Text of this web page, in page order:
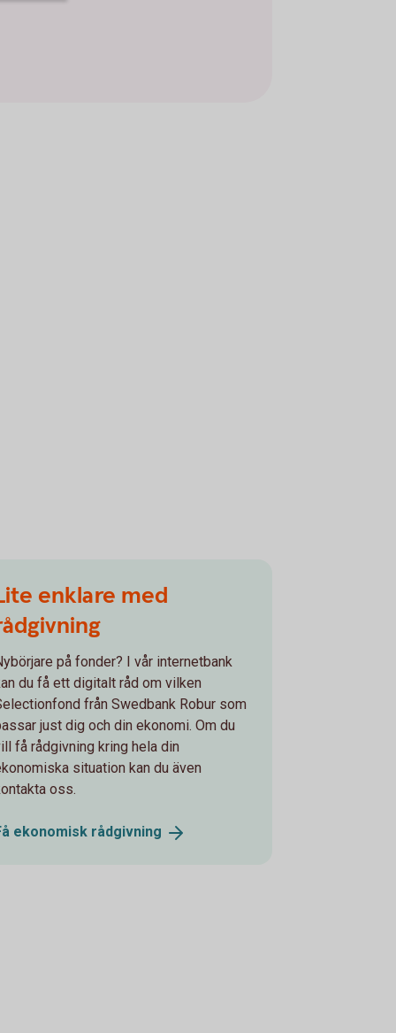
enklare med
på fonder? I vår internetbank
du få ett digitalt råd om vilken
från Swedbank Robur som
just dig och din ekonomi. Om du
få rådgivning kring hela din
situation kan du även
oss.
ekonomisk rådgivning